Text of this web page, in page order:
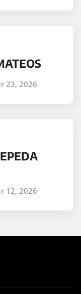
23, 2026
12, 2026